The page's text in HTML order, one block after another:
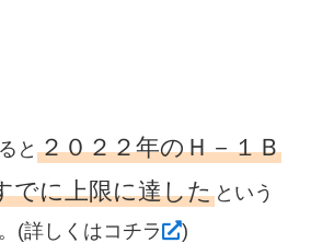
と ２０２２年のＨ－１Ｂ
でに上限に達したという
(詳しくはコチラ
)